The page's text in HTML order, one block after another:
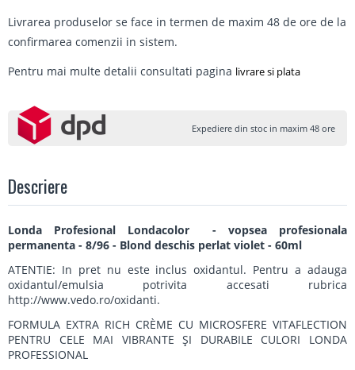
Livrarea produselor se face in termen de maxim 48 de ore de la
confirmarea comenzii in sistem.
Pentru mai multe detalii consultati pagina livrare si plata
Expediere din stoc in maxim 48 ore
Descriere
Londa Profesional Londacolor - vopsea profesionala
permanenta - 8/96 - Blond deschis perlat violet - 60ml
ATENTIE: In pret nu este inclus oxidantul. Pentru a adauga
oxidantul/emulsia potrivita accesati rubrica
http://www.vedo.ro/oxidanti.
FORMULA EXTRA RICH CRÈME CU MICROSFERE VITAFLECTION
PENTRU CELE MAI VIBRANTE ŞI DURABILE CULORI LONDA
PROFESSIONAL